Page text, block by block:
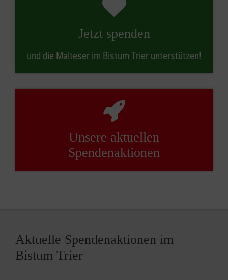
Jetzt spenden
und die Malteser im Bistum Trier unterstützen!
Unsere aktuellen
Spendenaktionen
Aktuelle Spendenaktionen im
Bistum Trier